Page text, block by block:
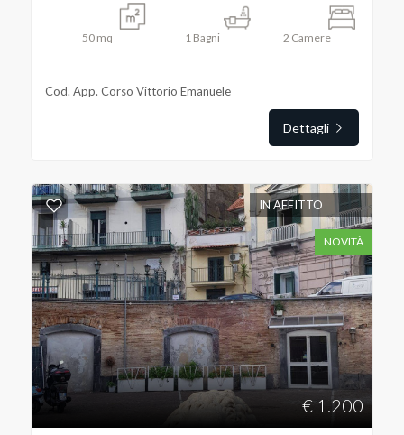
50 mq 1Bagni 2 Camere
Cod. App. Corso Vittorio Emanuele
Dettagli
IN AFFITTO
NOVITÀ
€ 1.200
Qualsiasi
1
2
3
4